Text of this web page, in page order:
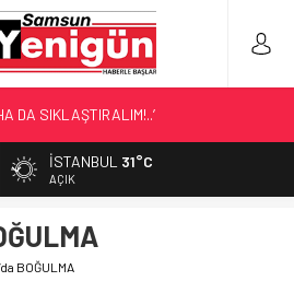
DA SIKLAŞTIRALIM!..’
GÖSTERİSİ!
İSTANBUL 31°C
AÇIK
BOĞULMA